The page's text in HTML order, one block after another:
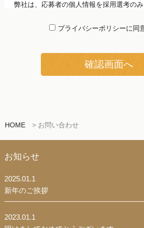
弊社は、応募者の個人情報を採用選考のみ
個人情報の第三者提供について
個人情報の管理について
して管理し、採用に至らなかった場合は
個人情報の開示・訂正・利用停止・
ついて、応募者から開示・訂正・利用停止
いただいた場合は、ご本人であることを確
た上で所定の手続により合理的な範囲で
プライバシーポリシーに同
HOME > お問い合わせ
お知らせ
2025.01.1
新年のご挨拶
2023.01.1